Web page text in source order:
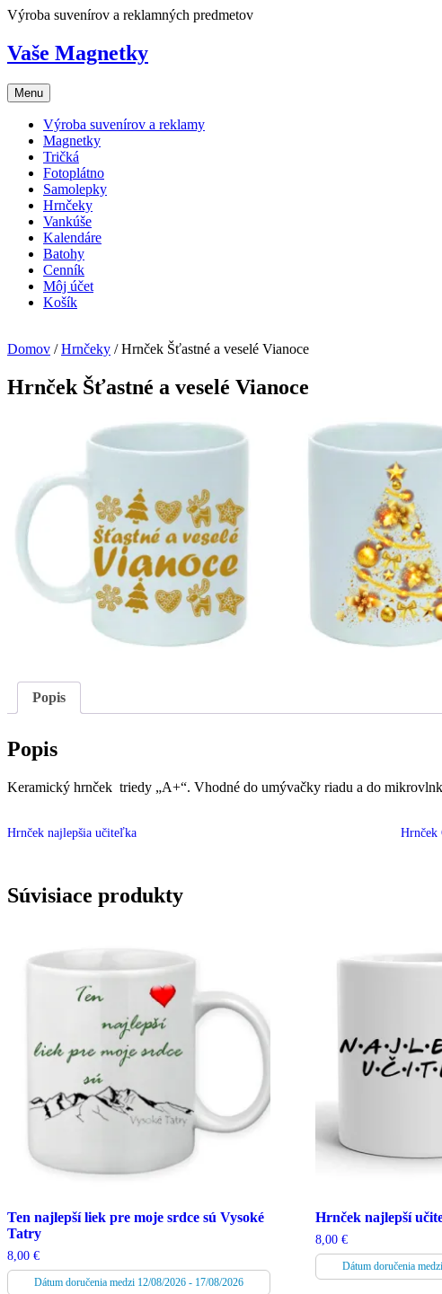
Skip
content
Výroba suvenírov a reklamných predmetov
Vaše Magnetky
Menu
Výroba suvenírov a reklamy
Magnetky
Tričká
Fotoplátno
Samolepky
Hrnčeky
Vankúše
Kalendáre
Batohy
Cenník
Môj účet
Košík
Domov /Hrnčeky / Hrnček Šťastné a veselé Vianoce
Hrnček Šťastné a veselé Vianoce
Popis
Popis
Keramický hrnček triedy „A+“. Vhodné do umývačky riadu a do
Hrnček najlepšia učiteľka Hrnček
Súvisiace produkty
Ten najlepší liek pre moje srdce sú Vysoké
Tatry
8,00 €
Dátum doručenia medzi 12/08/2026 - 17/08/2026
Hrnček najlepší
8,00€
Dátum doručenia